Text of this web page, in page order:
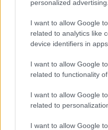
personalized advertising.
I want to allow Google
related to analytics like
device identifiers in apps.
I want to allow Google
related to functionality
I want to allow Google
related to
I want to allow Google
érteni.
Unmute Loaded:
A PC-s, konzolos és
társasjátékok
még tavaly nyáron
jogait a korábbi tulajdonos